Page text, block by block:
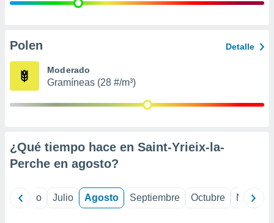
e
publicidad
Polen Detalle
Moderado
Gramíneas (28 #/m³)
¿Qué tiempo hace en Saint-Yrieix-la-
Perche en agosto?
Junio Julio Agosto Septiembre Octubre